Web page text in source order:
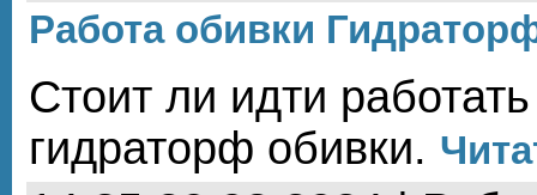
Работа обивки
Стоит ли идти
гидраторф обивки.